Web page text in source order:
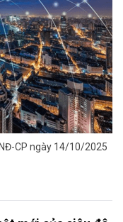
CP ngày 14/10/2025